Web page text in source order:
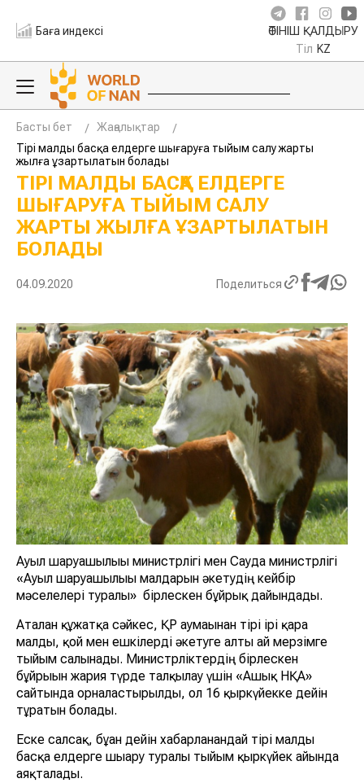
Баға индексі ӨТІНІШ ҚАЛДЫРУ
Тіл KZ
Басты бет
Жаңалықтар
Тірі малды басқа елдерге шығаруға тыйым салу жарты
жылға ұзартылатын болады
ТІРІ МАЛДЫ БАСҚА ЕЛДЕРГЕ
ШЫҒАРУҒА ТЫЙЫМ САЛУ
ЖАРТЫ ЖЫЛҒА ҰЗАРТЫЛАТЫН
БОЛАДЫ
04.09.2020 Поделиться
Ауыл шаруашылығы министрлігі мен Сауда министрлігі
«Ауыл шаруашылығы малдарын әкетудің кейбір
мәселелері туралы» бірлескен бұйрық дайындады.
Аталған құжатқа сәйкес, ҚР аумағынан тірі ірі қара
малды, қой мен ешкілерді әкетуге алты ай мерзімге
тыйым салынады. Министрліктердің бірлескен
бұйрығын жария түрде талқылау үшін «Ашық НҚА»
сайтында орналастырылды, ол 16 қыркүйекке дейін
тұратын болады.
Еске салсақ, бұған дейін хабарланғандай тірі малды
басқа елдерге шығару туралы тыйым қыркүйек айында
аяқталады.